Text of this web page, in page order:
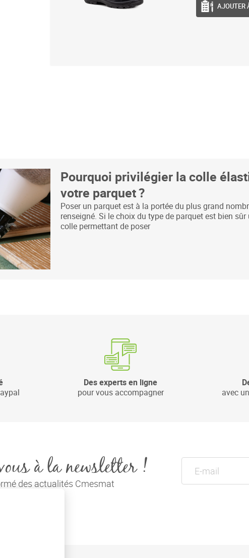
AJOUTER
Pourquoi privilégier la colle
votre parquet ?
Poser un parquet est à la portée du plus grand
renseigné. Si le choix du type de parquet est bien
colle permettant de poser
Des experts en ligne
pour vous accompagner
avec
à la newsletter !
des actualités Cmesmat